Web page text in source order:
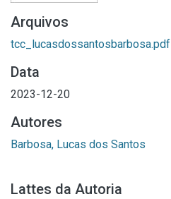
Arquivos
tcc_lucasdossantosbarbosa.pdf
Data
2023-12-20
Autores
Barbosa, Lucas dos Santos
Lattes da Autoria